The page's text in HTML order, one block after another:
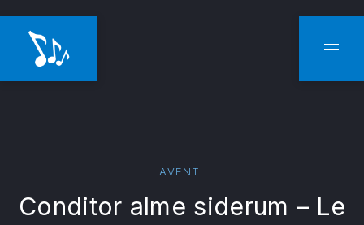
AVENT
Conditor alme siderum – Le